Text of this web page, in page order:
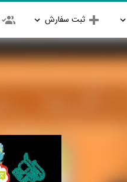
ثبت سفارش